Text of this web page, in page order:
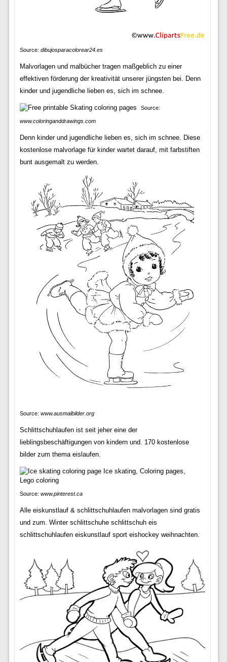
Source: dibujosparacolorear24.es
Malvorlagen und malbücher tragen maßgeblich zu einer
effektiven förderung der kreativität unserer jüngsten bei. Denn
kinder und jugendliche lieben es, sich im schnee.
Source:
www.coloringanddrawings.com
Denn kinder und jugendliche lieben es, sich im schnee. Diese
kostenlose malvorlage für kinder wartet darauf, mit farbstiften
bunt ausgemalt zu werden.
Source: www.ausmalbilder.org
Schlittschuhlaufen ist seit jeher eine der
lieblingsbeschäftigungen von kindern und. 170 kostenlose
bilder zum thema eislaufen.
Source: www.pinterest.ca
Alle eiskunstlauf & schlittschuhlaufen malvorlagen sind gratis
und zum. Winter schlittschuhe schlittschuh eis
schlittschuhlaufen eiskunstlauf sport eishockey weihnachten.